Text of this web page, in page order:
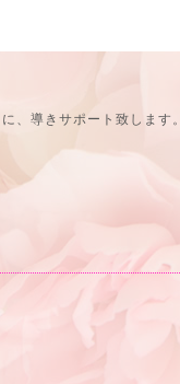
、導きサポート致します。